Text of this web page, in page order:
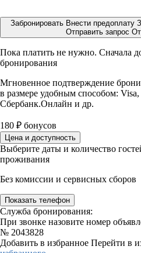
Забронировать Внести предоплату
Отправить запрос
Пока платить не нужно. Сначала
бронирования
Мгновенное подтверждение
в размере удобным способом:
Сбербанк.Онлайн и др.
180 ₽ бонусов
Цена и доступность
Выберите даты и количество
проживания
Без комиссии и сервисных сборов
Показать телефон
Служба бронирования:
При звонке назовите номер
№ 2043828
Добавить в избранное Перейти в